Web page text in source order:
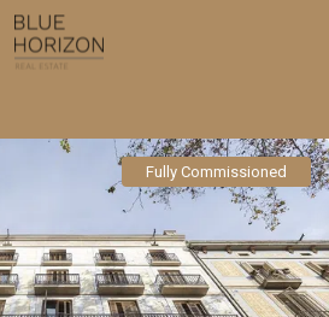
Fully Commissioned